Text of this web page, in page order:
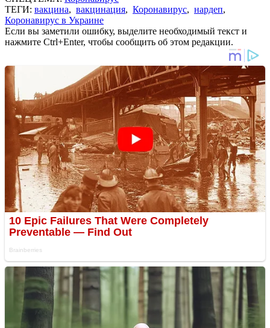
ТЕГИ: вакцина, вакцинация, Коронавирус, нардеп,
Коронавирус в Украине
Если вы заметили ошибку, выделите необходимый текст и
нажмите Ctrl+Enter, чтобы сообщить об этом редакции.